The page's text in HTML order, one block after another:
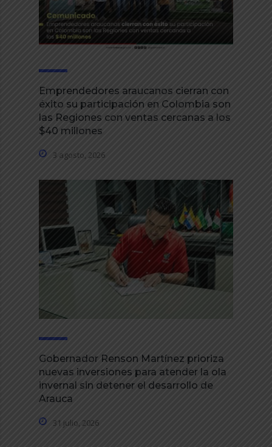
Emprendedores araucanos cierran con
éxito su participación en Colombia son
las Regiones con ventas cercanas a los
$40 millones
3 agosto, 2026
Gobernador Renson Martínez prioriza
nuevas inversiones para atender la ola
invernal sin detener el desarrollo de
Arauca
31 julio, 2026